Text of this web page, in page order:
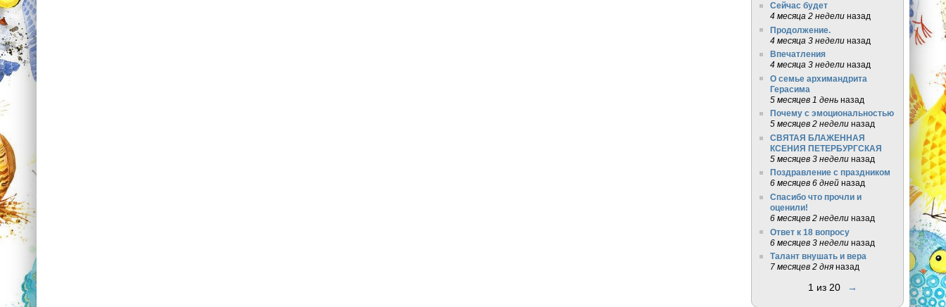
Сейчас будет
4 месяца 2 неделиназад
Продолжение.
4 месяца 3 неделиназад
Впечатления
4 месяца 3 неделиназад
О семье архимандрита
Герасима
5 месяцев 1 деньназад
Почему с эмоциональностью
5 месяцев 2 неделиназад
СВЯТАЯ БЛАЖЕННАЯ
КСЕНИЯ ПЕТЕРБУРГСКАЯ
5 месяцев 3 неделиназад
Поздравление с праздником
6 месяцев 6 днейназад
Спасибо что прочли и
оценили!
6 месяцев 2 неделиназад
Ответ к 18 вопросу
6 месяцев 3 неделиназад
Талант внушать и вера
7 месяцев 2 дняназад
1 из 20 →